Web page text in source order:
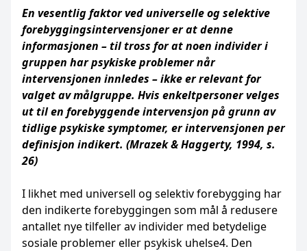
En vesentlig faktor ved universelle og selektive
forebyggingsintervensjoner er at denne
informasjonen – til tross for at noen individer i
gruppen har psykiske problemer når
intervensjonen innledes – ikke er relevant for
valget av målgruppe. Hvis enkeltpersoner velges
ut til en forebyggende intervensjon på grunn av
tidlige psykiske symptomer, er intervensjonen per
definisjon indikert. (Mrazek & Haggerty, 1994, s.
26)
I likhet med universell og selektiv forebygging har
den indikerte forebyggingen som mål å redusere
antallet nye tilfeller av individer med betydelige
sosiale problemer eller psykisk uhelse4. Den